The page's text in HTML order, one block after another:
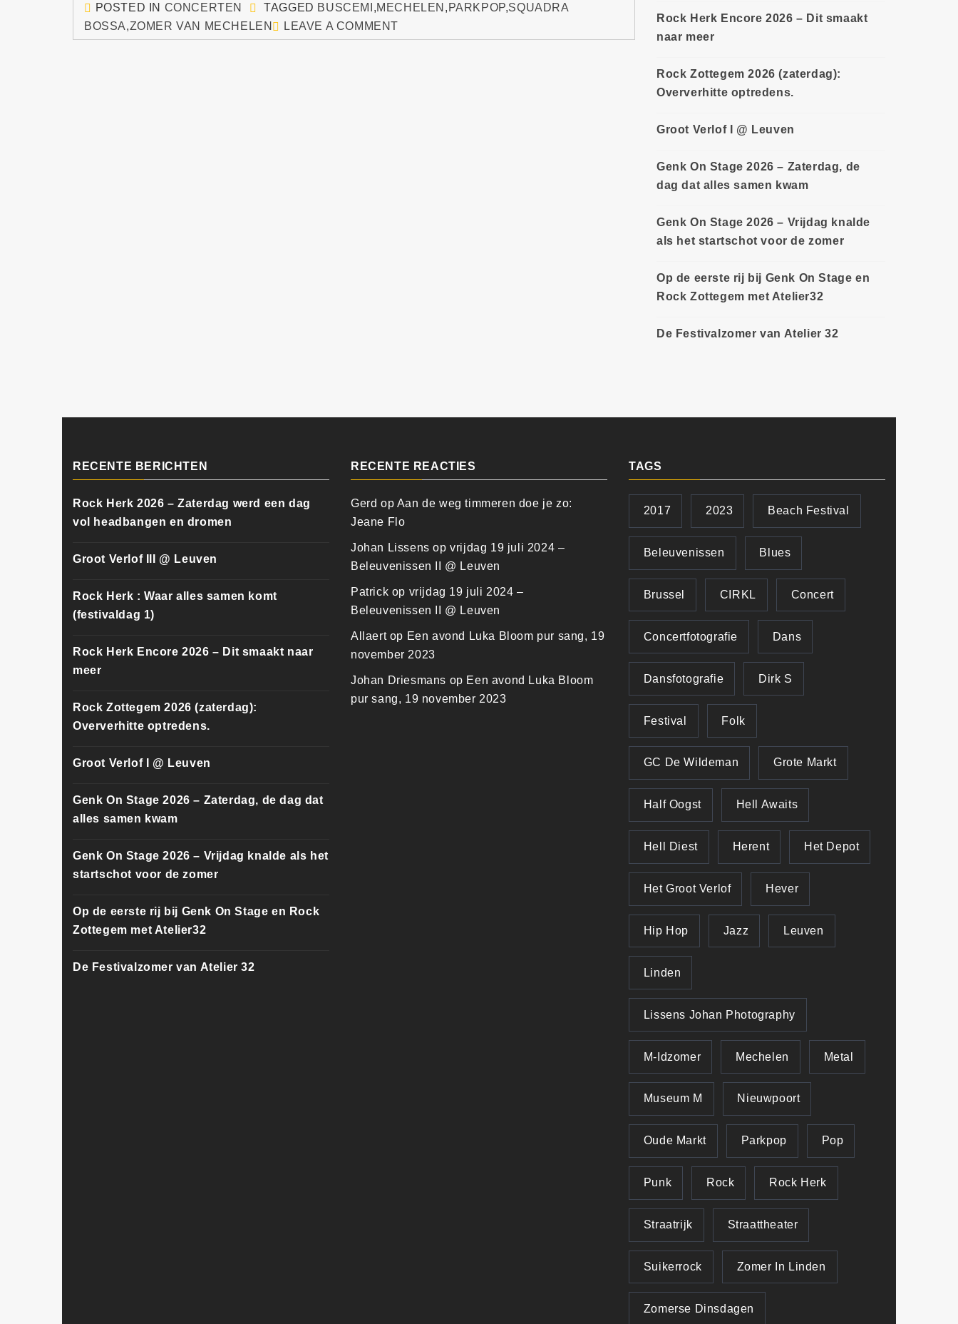
POSTED IN CONCERTEN TAGGED BUSCEMI ,MECHELEN , PARKPOP,SQUADRA
BOSSA,ZOMER VAN MECHELEN LEAVE A COMMENT
Rock Herk Encore 2026 – Dit smaakt
naar meer
Rock Zottegem 2026 (zaterdag):
Oververhitte optredens.
Groot Verlof I @ Leuven
Genk On Stage 2026 – Zaterdag, de
dag dat alles samen kwam
Genk On Stage 2026 – Vrijdag knalde
als het startschot voor de zomer
Op de eerste rij bij Genk On Stage en
Rock Zottegem met Atelier32
De Festivalzomer van Atelier 32
RECENTE BERICHTEN
Rock Herk 2026 – Zaterdag werd een dag
vol headbangen en dromen
Groot Verlof III @ Leuven
Rock Herk : Waar alles samen komt
(festivaldag 1)
Rock Herk Encore 2026 – Dit smaakt naar
meer
Rock Zottegem 2026 (zaterdag):
Oververhitte optredens.
Groot Verlof I @ Leuven
Genk On Stage 2026 – Zaterdag, de dag dat
alles samen kwam
Genk On Stage 2026 – Vrijdag knalde als het
startschot voor de zomer
Op de eerste rij bij Genk On Stage en Rock
Zottegem met Atelier32
De Festivalzomer van Atelier 32
RECENTE REACTIES
Gerd op Aan de weg timmeren doe je zo:
Jeane Flo
Johan Lissens opvrijdag 19 juli 2024 –
Beleuvenissen II @ Leuven
Patrick op vrijdag 19 juli 2024 –
Beleuvenissen II @ Leuven
Allaertop Een avond Luka Bloom pur sang, 19
november 2023
Johan Driesmans op Een avond Luka Bloom
pur sang, 19 november 2023
TAGS
2017 2023 Beach Festival
Beleuvenissen Blues
Brussel CIRKL Concert
Concertfotografie Dans
Dansfotografie Dirk S
Festival Folk
GC De Wildeman Grote Markt
Half Oogst Hell Awaits
Hell Diest Herent Het Depot
Het Groot Verlof Hever
Hip Hop Jazz Leuven
Linden
Lissens Johan Photography
M-Idzomer Mechelen Metal
Museum M Nieuwpoort
Oude Markt Parkpop Pop
Punk Rock Rock Herk
Straatrijk Straattheater
Suikerrock Zomer In Linden
Zomerse Dinsdagen